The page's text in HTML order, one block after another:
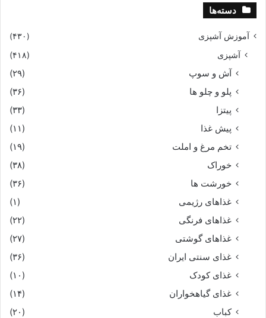
دسته‌ها
آموزش آشپزی (۴۳۰)
آشپزی (۴۱۸)
آش و سوپ
(۲۹)
پلو و چلو ها
(۳۶)
پیتزا
(۳۳)
پیش غذا
(۱۱)
تخم مرغ و املت
(۱۹)
خوراک
(۳۸)
خورشت ها
(۳۶)
غذاهای رژیمی
(۱)
غذاهای فرنگی
(۲۲)
غذاهای گوشتی
(۲۷)
غذای سنتی ایران
(۳۶)
غذای کودک
(۱۰)
غذای گیاهخواران
(۱۴)
کباب
(۲۰)